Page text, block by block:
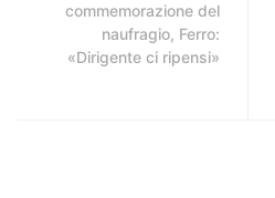
commemorazione del
naufragio, Ferro:
«Dirigente ci ripensi»